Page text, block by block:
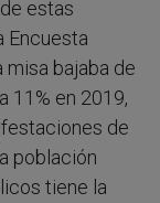
estas
Encuesta
misa bajaba de
11% en 2019,
de
población
tiene la